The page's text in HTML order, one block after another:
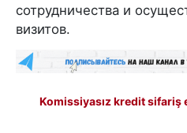
сотрудничества и
визитов.
Komissiyasız kredit sifariş